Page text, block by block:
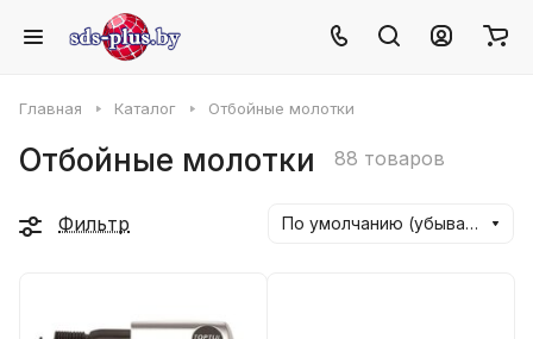
Главная Каталог Отбойные молотки
Отбойные молотки 88 товаров
Фильтр По умолчанию (убывание)